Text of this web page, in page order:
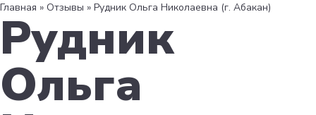
Главная » Отзывы » Рудник Ольга Николаевна (г. Абакан)
Рудник
Ольга